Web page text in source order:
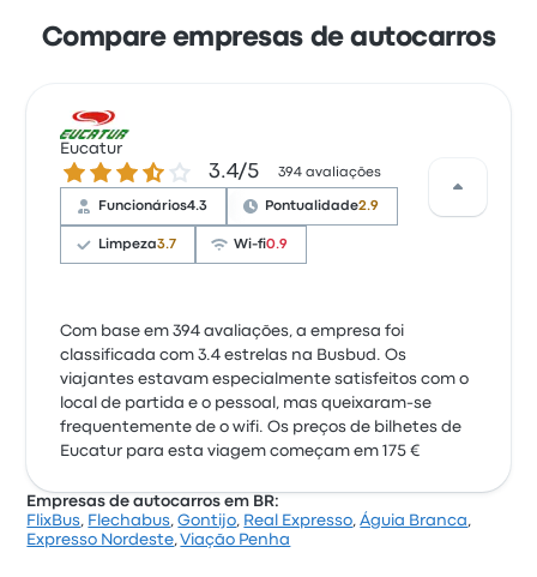
Compare empresas de autocarros
Eucatur
3.4 de 5 estrelas 3.4/5 394 avaliações
Funcionários4.3 Pontualidade2.9
Limpeza3.7 Wi-fi0.9
Com base em 394 avaliações, a empresa foi
classificada com 3.4 estrelas na Busbud. Os
viajantes estavam especialmente satisfeitos com o
local de partida e o pessoal, mas queixaram-se
frequentemente de o wifi. Os preços de bilhetes de
Eucatur para esta viagem começam em 175 €
Empresas de autocarros em BR:
FlixBus, Flechabus,Gontijo, Real Expresso,Águia Branca,
Expresso Nordeste,Viação Penha